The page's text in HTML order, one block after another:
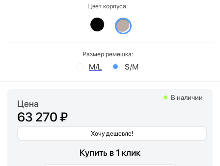
Цвет корпуса:
Размер ремешка:
M/L S/M
Цена
63 270 ₽
Хочу дешевле!
В наличии
Купить в 1 клик